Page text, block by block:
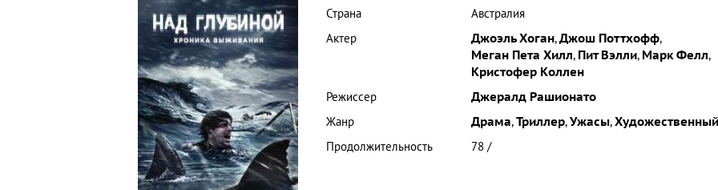
Страна
Австралия
Актер
Джоэль Хоган,Джош Поттхофф,
Меган Пета Хилл, Пит Вэлли, Марк Фелл,
Кристофер Коллен
Режиссер
Джералд Рашионато
Жанр
Драма,Триллер,Ужасы,Художественный
Продолжительность
78 /